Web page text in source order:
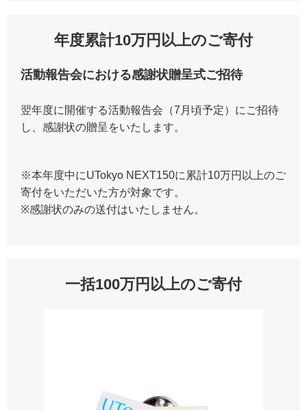
年度累計10万円以上のご寄付
活動報告会における感謝状贈呈式ご招待
翌年度に開催する活動報告会（7月頃予定）にご招待
し、感謝状の贈呈をいたします。
※本年度中にUTokyo NEXT150に累計10万円以上のご
寄付をいただいた方が対象です。
※感謝状のみの送付はいたしません。
一括100万円以上のご寄付